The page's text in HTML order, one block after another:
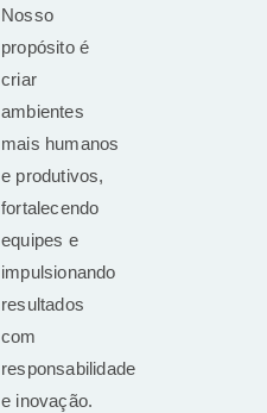
Nosso
propósito é
criar
ambientes
mais humanos
e produtivos,
fortalecendo
equipes e
impulsionando
resultados
com
responsabilidade
e inovação.